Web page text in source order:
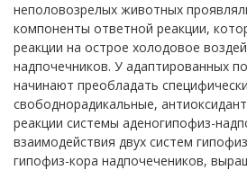
неполовозрелых животных
компоненты ответной реакции,
реакции на острое холодовое
надпочечников. У адаптированных
начинают преобладать
свободнорадикальные,
реакции системы аденогипофиз-
взаимодействия двух систем
гипофиз-кора надпочечеников,